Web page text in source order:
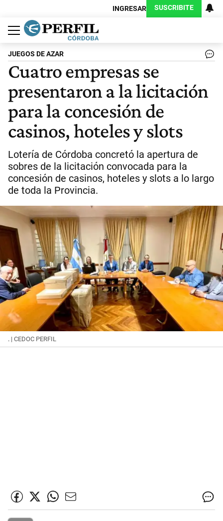
INGRESAR SUSCRIBITE
Política
Economía
Judiciales
Sociedad
Cultura
Espectáculos
Deportes
Protagonistas
JUEGOS DE AZAR
Cuatro empresas se
presentaron a la licitación
para la concesión de
casinos, hoteles y slots
Lotería de Córdoba concretó la apertura de
sobres de la licitación convocada para la
concesión de casinos, hoteles y slots a lo largo
de toda la Provincia.
. | CEDOC PERFIL